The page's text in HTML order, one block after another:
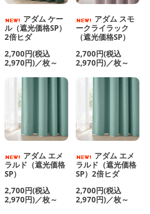
アダム ケー
ル（遮光価格SP）
2倍ヒダ
2,700円(税込
2,970円)／枚～
アダム スモ
ークライラック
（遮光価格SP）
2,700円(税込
2,970円)／枚～
アダム エメ
ラルド（遮光価格
SP）
2,700円(税込
2,970円)／枚～
アダム エメ
ラルド（遮光価格
SP）2倍ヒダ
2,700円(税込
2,970円)／枚～